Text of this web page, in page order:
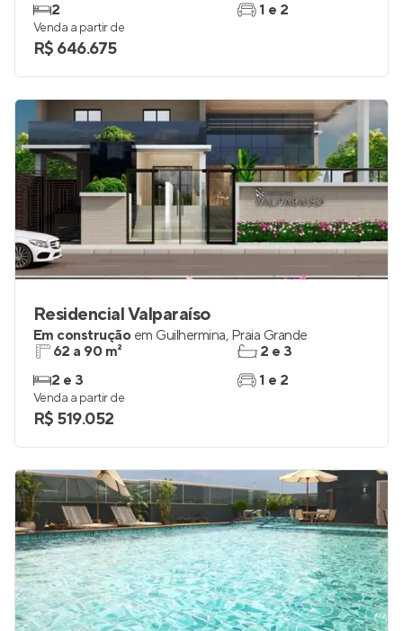
2
1 e 2
Venda a partir de
R$ 646.675
Residencial Valparaíso
Em construção em Guilhermina, Praia Grande
62 a 90 m²
2 e 3
2 e 3
1 e 2
Venda a partir de
R$ 519.052